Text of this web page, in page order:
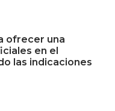
ofrecer una
en el
las indicaciones